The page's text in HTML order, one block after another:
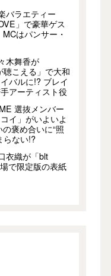
バラエティー
」で豪華ゲス
MCはパンサー・
木舞香が
聴こえる」で大和
バルに!? ブレイ
アーティスト役
選抜メンバー
イ」がいよいよ
褒め合いに“照
らない!?
衣織が「blt
で限定版の表紙